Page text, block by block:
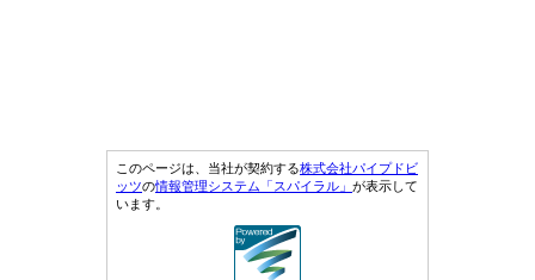
このページは、当社が契約する株式会社パイプドビ
ッツの情報管理システム「スパイラル」 が表示して
います。